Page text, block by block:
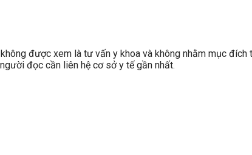
được xem là tư vấn y khoa và không nhằm mục đích
đọc cần liên hệ cơ sở y tế gần nhất.